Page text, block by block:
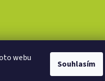
webu
Souhlasím